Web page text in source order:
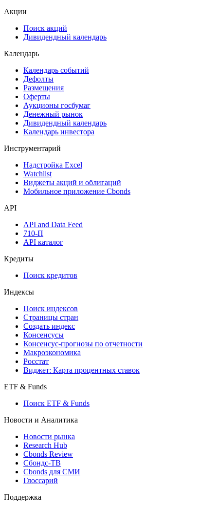
Акции
Поиск акций
Дивидендный календарь
Календарь
Календарь событий
Дефолты
Размещения
Оферты
Аукционы госбумаг
Денежный рынок
Дивидендный календарь
Календарь инвестора
Инструментарий
Надстройка Excel
Watchlist
Виджеты акций и облигаций
Мобильное приложение Cbonds
API
API and Data Feed
710-П
API каталог
Кредиты
Поиск кредитов
Индексы
Поиск индексов
Страницы стран
Создать индекс
Консенсусы
Консенсус-прогнозы по отчетности
Макроэкономика
Росстат
Виджет: Карта процентных ставок
ETF & Funds
Поиск ETF & Funds
Новости и Аналитика
Новости рынка
Research Hub
Cbonds Review
Сбондс-ТВ
Cbonds для СМИ
Глоссарий
Поддержка